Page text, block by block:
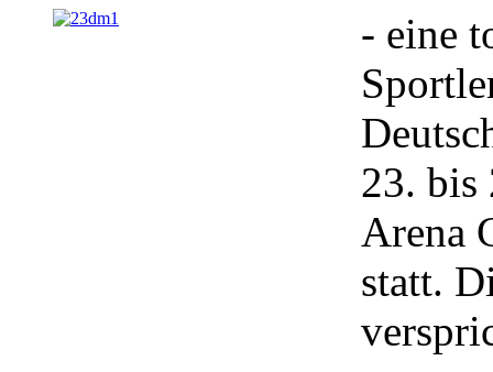
- eine
23. bis
Arena
statt.